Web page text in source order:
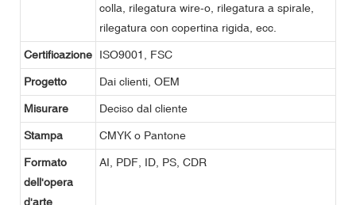
colla, rilegatura wire-o, rilegatura a spirale,
rilegatura con copertina rigida, ecc.
Certificazione ISO9001, FSC
Progetto Dai clienti, OEM
Misurare Deciso dal cliente
Stampa CMYK o Pantone
Formato
dell'opera
d'arte
AI, PDF, ID, PS, CDR